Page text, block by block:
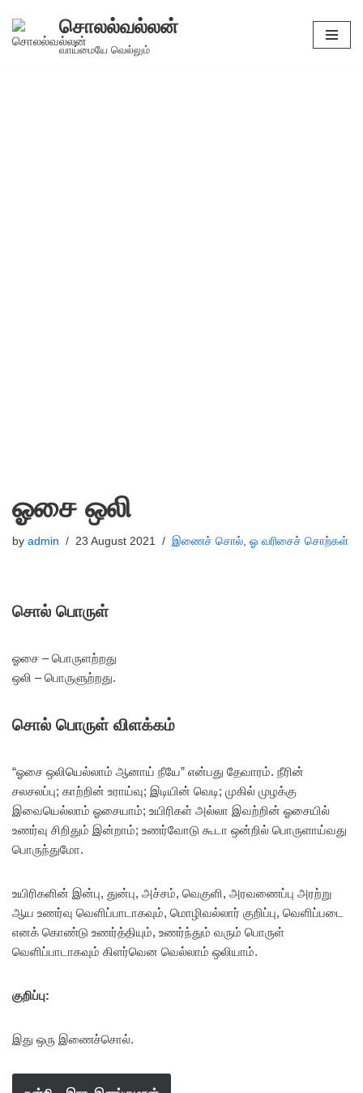
Skip
சொலல்வல்லன்
வாய்மையே வெல்லும்
ஓசை ஒலி
by admin 23 August 2021 இணைச் சொல், ஓ வரிசைச் சொற்கள்
சொல் பொருள்
ஓசை – பொருளற்றது
ஒலி – பொருளுற்றது.
சொல் பொருள் விளக்கம்
“ஓசை ஒலியெல்லாம் ஆனாய் நீயே” என்பது தேவாரம். நீரின்
சலசலப்பு; காற்றின் உராய்வு; இடியின் வெடி; முகில் முழக்கு
இவையெல்லாம் ஓசையாம்; உயிரிகள் அல்லா இவற்றின் ஓசையில்
உணர்வு சிறிதும் இன்றாம்; உணர்வோடு கூடா ஒன்றில் பொருளாய்வது
பொருந்துமோ.
உயிரிகளின் இன்பு, துன்பு, அச்சம், வெகுளி, அரவணைப்பு அரற்று
ஆய உணர்வு வெளிப்பாடாகவும், மொழிவல்லார் குறிப்பு, வெளிப்படை
எனக் கொண்டு உணர்த்தியும், உணர்ந்தும் வரும் பொருள்
வெளிப்பாடாகவும் கிளர்வென வெல்லாம் ஒலியாம்.
குறிப்பு:
இது ஒரு இணைச்சொல்.